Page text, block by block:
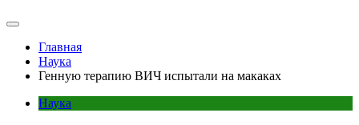
Главная
Наука
Генную терапию ВИЧ испытали на макаках
Наука